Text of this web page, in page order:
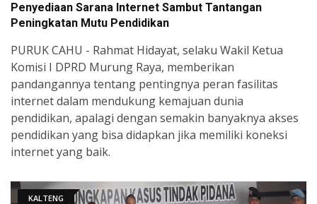
Penyediaan Sarana Internet Sambut Tantangan
Peningkatan Mutu Pendidikan
PURUK CAHU - Rahmat Hidayat, selaku Wakil Ketua
Komisi I DPRD Murung Raya, memberikan
pandangannya tentang pentingnya peran fasilitas
internet dalam mendukung kemajuan dunia
pendidikan, apalagi dengan semakin banyaknya akses
pendidikan yang bisa didapkan jika memiliki koneksi
internet yang baik.
KALTENG